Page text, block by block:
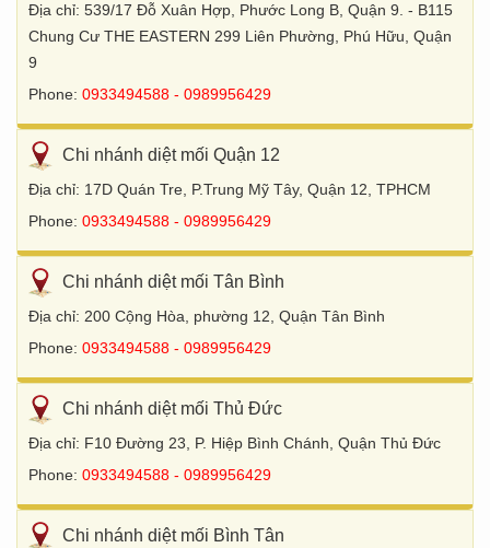
Địa chỉ: 539/17 Đỗ Xuân Hợp, Phước Long B, Quận 9. - B115
Chung Cư THE EASTERN 299 Liên Phường, Phú Hữu, Quận
9
Phone: 0933494588 - 0989956429
Chi nhánh diệt mối Quận 12
Địa chỉ: 17D Quán Tre, P.Trung Mỹ Tây, Quận 12, TPHCM
Phone: 0933494588 - 0989956429
Chi nhánh diệt mối Tân Bình
Địa chỉ: 200 Cộng Hòa, phường 12, Quận Tân Bình
Phone: 0933494588 - 0989956429
Chi nhánh diệt mối Thủ Đức
Địa chỉ: F10 Đường 23, P. Hiệp Bình Chánh, Quận Thủ Đức
Phone: 0933494588 - 0989956429
Chi nhánh diệt mối Bình Tân